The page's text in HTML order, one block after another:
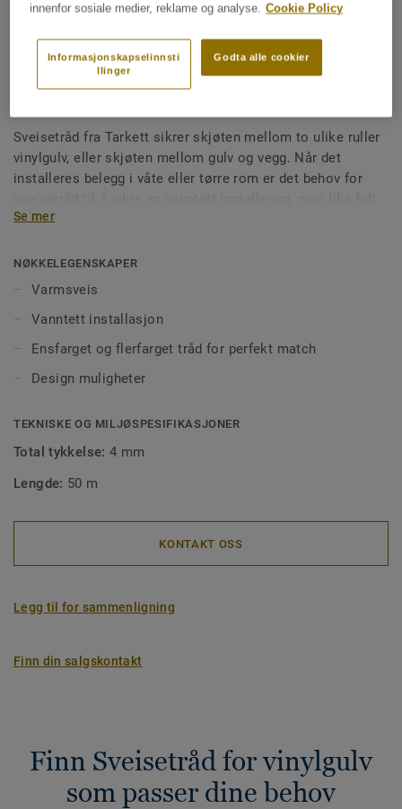
Sveisetråd
Sveisetråd for vinylgulv -
Multicolour PINK BLOSSOM
0315
Sveisetråd fra Tarkett sikrer skjøten mellom to ulike ruller
vinylgulv, eller skjøten mellom gulv og vegg. Når det
installeres belegg i våte eller tørre rom er det behov for
for å sikre en god installering på store flater i offentlig
og forhindrer smuss og møkk å trenge ned i skjøtene. Våre
sveisetråder kommer i ens- eller flerfargede utgaver for å
kontraster.
Se mer
NØKKELEGENSKAPER
Varmsveis
Vanntett installasjon
Ensfarget og flerfarget tråd for perfekt match
Design muligheter
TEKNISKE OG MILJØSPESIFIKASJONER
Total tykkelse:4 mm
Lengde: 50 m
KONTAKT OSS
Legg til for sammenligning
Finn din salgskontakt
Finn Sveisetråd for vinylgulv
som passer dine behov
innenfor sosiale medier, reklame og analyse. Cookie Policy
Godta alle cookier
Informasjonskapselinnsti
llinger